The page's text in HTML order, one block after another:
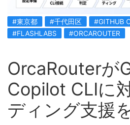
#東京都 #千代田区
#GITHUB
#FLASHLABS
#ORCAROUTER
OrcaRouterが
Copilot CLIに
ディング支援